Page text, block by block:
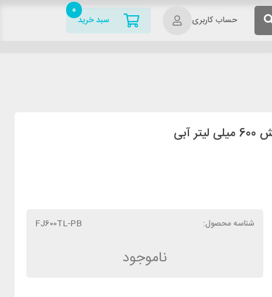
حساب کاربری سبد خرید
0
شناسه محصول: FJ600TL-PB
ناموجود